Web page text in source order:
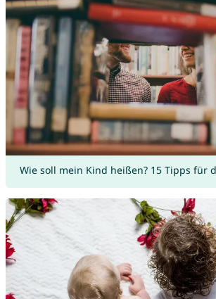
Wie soll mein Kind heißen? 15 Tipps für